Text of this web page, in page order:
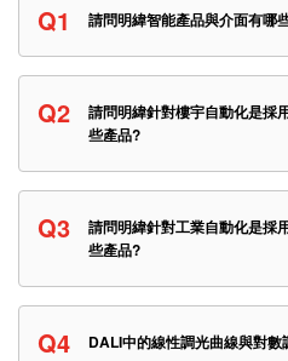
Q1 請問明緯智能產品與介面有哪
Q2
請問明緯針對樓宇自動化是採
些產品?
Q3
請問明緯針對工業自動化是採
些產品?
Q4 DALI中的線性調光曲線與對